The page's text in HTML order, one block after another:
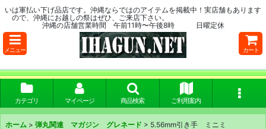
いは軍払い下げ品店です。沖縄ならではのアイテムを掲載中！実店舗もあります
ので、沖縄にお越しの祭はぜひ、ご来店下さい。
沖縄の店舗営業時間 午前11時〜午後8時 日曜定休
メニュー カート
カテゴリ マイページ 商品検索 ご利用案内
ホーム > 弾丸関連 マガジン グレネード > 5.56mm引き手 ミニミ